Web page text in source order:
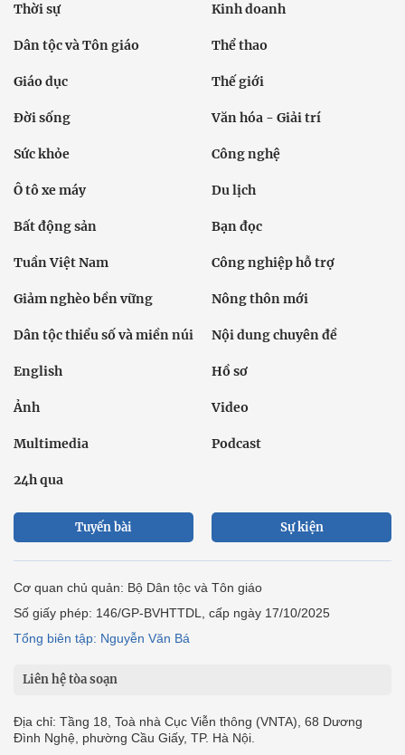
Thời sự Kinh doanh
Dân tộc và Tôn giáo Thể thao
Giáo dục Thế giới
Đời sống Văn hóa - Giải trí
Sức khỏe Công nghệ
Ô tô xe máy Du lịch
Bất động sản Bạn đọc
Tuần Việt Nam Công nghiệp hỗ trợ
Giảm nghèo bền vững Nông thôn mới
Dân tộc thiểu số và miền núi Nội dung chuyên đề
English Hồ sơ
Ảnh Video
Multimedia Podcast
24h qua
Tuyến bài Sự kiện
Cơ quan chủ quản: Bộ Dân tộc và Tôn giáo
Số giấy phép: 146/GP-BVHTTDL, cấp ngày 17/10/2025
Tổng biên tập: Nguyễn Văn Bá
Liên hệ tòa soạn
Địa chỉ: Tầng 18, Toà nhà Cục Viễn thông (VNTA), 68 Dương
Đình Nghệ, phường Cầu Giấy, TP. Hà Nội.